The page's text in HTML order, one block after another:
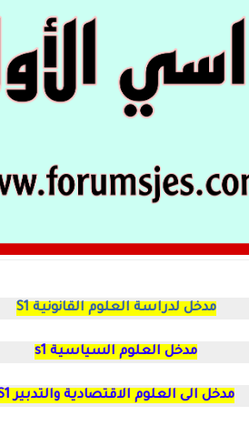
مدخل لدراسة العلوم القانونية S1
مدخل العلوم السياسية s1
مدخل الى العلوم الاقتصادية والتدبير S1